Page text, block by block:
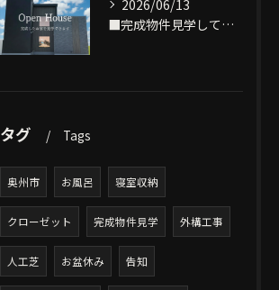
2026/06/13
■完成物件見学してみませんか？■
タグ Tags
奥州市 お風呂 寝室収納
クローゼット 完成物件見学 外構工事
人工芝 お盆休み 告知